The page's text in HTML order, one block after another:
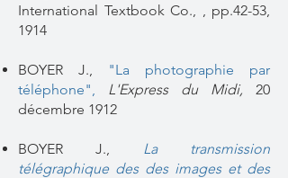
International Textbook Co., , pp.42-53,
1914
BOYER J.,
"La photographie par
téléphone", L'Express du Midi, 20
décembre 1912
BOYER J., La transmission
télégraphique des des images et des